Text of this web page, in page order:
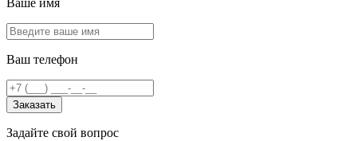
Ваше имя
Ваш телефон
Заказать
Задайте свой вопрос